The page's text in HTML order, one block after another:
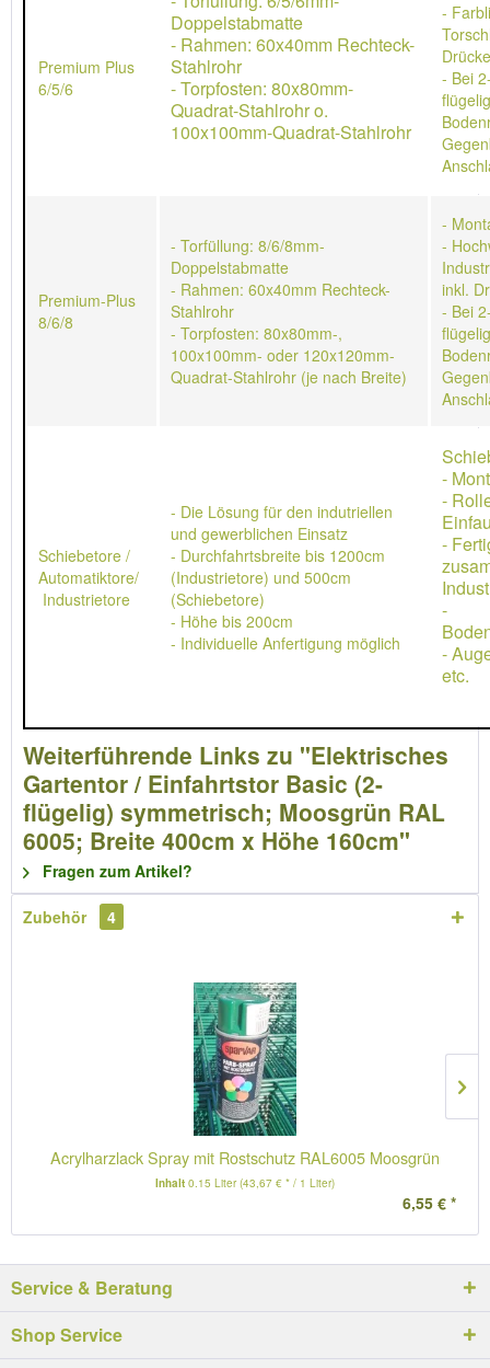
Premium Plus
6/5/6
Doppelstabmatte
- Rahmen: 60x40mm Rechteck-
Stahlrohr
- Torpfosten: 80x80mm-
Quadrat-Stahlrohr o.
100x100mm-Quadrat-Stahlrohr
-
- Bei
Premium-Plus
8/6/8
- Torfüllung: 8/6/8mm-
Doppelstabmatte
- Rahmen: 60x40mm Rechteck-
Stahlrohr
- Torpfosten: 80x80mm-,
100x100mm- oder 120x120mm-
Quadrat-Stahlrohr (je nach Breite)
-
-
inkl.
- Bei
Schiebetore /
Automatiktore/
Industrietore
- Die Lösung für den indutriellen
und gewerblichen Einsatz
- Durchfahrtsbreite bis 1200cm
(Industrietore) und 500cm
(Schiebetore)
- Höhe bis 200cm
- Individuelle Anfertigung möglich
-
-
-
-
-
etc.
Weiterführende Links zu "Elektrisches
Gartentor / Einfahrtstor Basic (2-
flügelig) symmetrisch; Moosgrün RAL
6005; Breite 400cm x Höhe 160cm"
Fragen zum Artikel?
Zubehör 4
Acrylharzlack Spray mit Rostschutz RAL6005 Moosgrün
Inhalt 0.15 Liter(43,67 € * / 1 Liter)
6,55 € *
Service & Beratung
Shop Service